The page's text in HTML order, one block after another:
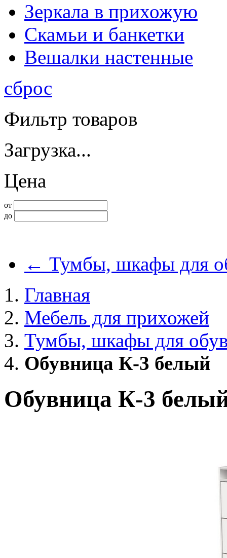
Зеркала в прихожую
Скамьи и банкетки
Вешалки настенные
сброс
Фильтр товаров
Загрузка...
Цена
от
до
← Тумбы, шкафы для
Главная
Мебель для прихожей
Тумбы, шкафы для
Обувница К-3 белый
Обувница К-3